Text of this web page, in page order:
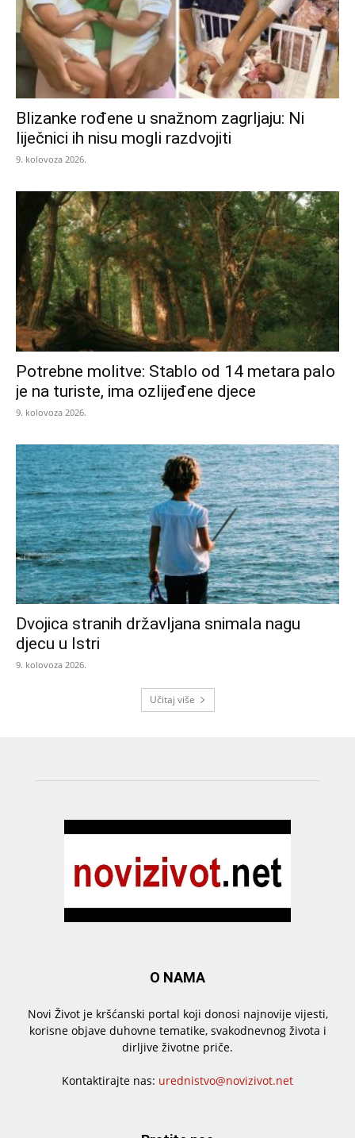
Blizanke rođene u snažnom zagrljaju: Ni
liječnici ih nisu mogli razdvojiti
9. kolovoza 2026.
Potrebne molitve: Stablo od 14 metara palo
je na turiste, ima ozlijeđene djece
9. kolovoza 2026.
Dvojica stranih državljana snimala nagu
djecu u Istri
9. kolovoza 2026.
Učitaj više
O NAMA
Novi Život je kršćanski portal koji donosi najnovije vijesti,
korisne objave duhovne tematike, svakodnevnog života i
dirljive životne priče.
Kontaktirajte nas: urednistvo@novizivot.net